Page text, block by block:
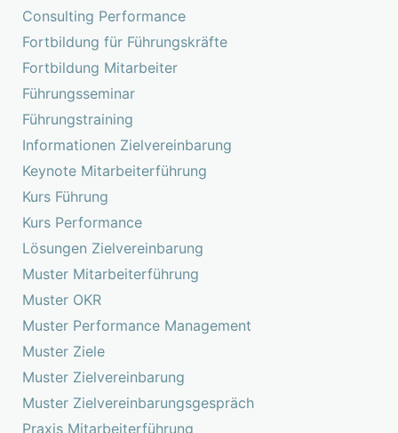
Consulting Performance
Fortbildung für Führungskräfte
Fortbildung Mitarbeiter
Führungsseminar
Führungstraining
Informationen Zielvereinbarung
Keynote Mitarbeiterführung
Kurs Führung
Kurs Performance
Lösungen Zielvereinbarung
Muster Mitarbeiterführung
Muster OKR
Muster Performance Management
Muster Ziele
Muster Zielvereinbarung
Muster Zielvereinbarungsgespräch
Praxis Mitarbeiterführung